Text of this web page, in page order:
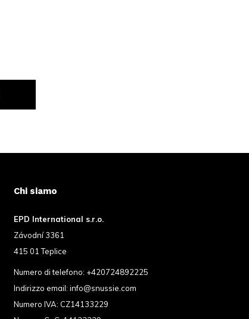
Chi siamo
EPD International s.r.o.
Závodní 3361
415 01 Teplice
Numero di telefono: +420724892225
Indirizzo email: info@snussie.com
Numero IVA: CZ14133229